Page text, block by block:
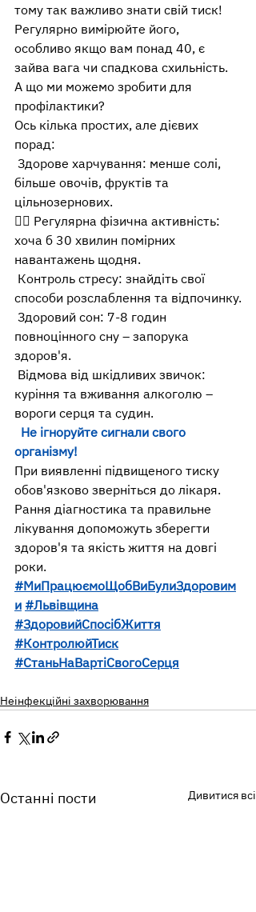
тому так важливо знати свій тиск!
Регулярно вимірюйте його,
особливо якщо вам понад 40, є
зайва вага чи спадкова схильність.
А що ми можемо зробити для
профілактики?
Ось кілька простих, але дієвих
порад:
Здорове харчування: менше солі,
більше овочів, фруктів та
цільнозернових.
🚶‍♀‍ Регулярна фізична активність:
хоча б 30 хвилин помірних
навантажень щодня.
Контроль стресу: знайдіть свої
способи розслаблення та відпочинку.
Здоровий сон: 7-8 годин
повноцінного сну – запорука
здоров'я.
Відмова від шкідливих звичок:
куріння та вживання алкоголю –
вороги серця та судин.
Не ігноруйте сигнали свого
організму!
При виявленні підвищеного тиску
обов'язково зверніться до лікаря.
Рання діагностика та правильне
лікування допоможуть зберегти
здоров'я та якість життя на довгі
роки.
#МиПрацюємоЩобВиБулиЗдоровим
и #Львівщина
#ЗдоровийСпосібЖиття
#КонтролюйТиск
#СтаньНаВартіСвогоСерця
Неінфекційні захворювання
Останні пости Дивитися всі